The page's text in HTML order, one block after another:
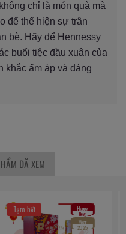
chỉ là món quà mà
để thể hiện sự trân
bè. Hãy để Hennessy
buổi tiệc đầu xuân của
khắc ấm áp và đáng
ĐÃ XEM
Happy
New
Year
2025